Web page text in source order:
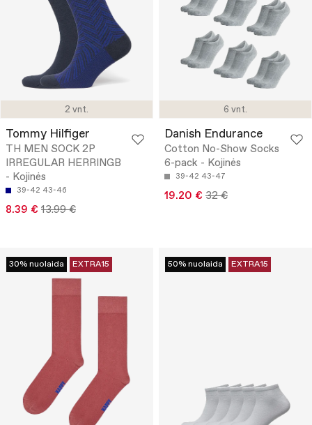
2 vnt.
Tommy Hilfiger
TH MEN SOCK 2P
IRREGULAR HERRINGB
- Kojinės
39-42 43-46
8.39 € 13.99 €
6 vnt.
Danish Endurance
Cotton No-Show Socks
6-pack - Kojinės
39-42 43-47
19.20 € 32 €
30% nuolaida EXTRA15 50% nuolaida EXTRA15